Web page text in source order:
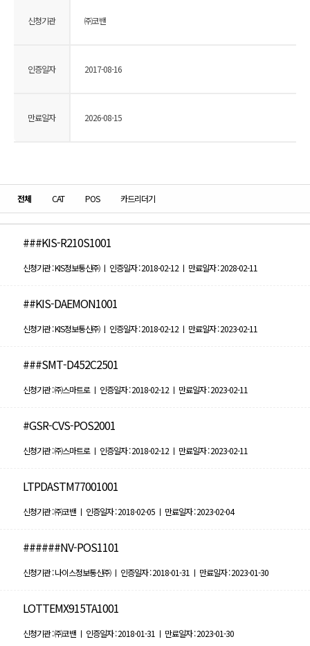
신청기관 ㈜코밴
인증일자 2017-08-16
만료일자 2026-08-15
전체 CAT POS 카드리더기
###KIS-R210S1001
신청기관 : KIS정보통신㈜ ㅣ 인증일자 : 2018-02-12 ㅣ 만료일자 : 2028-02-11
##KIS-DAEMON1001
신청기관 : KIS정보통신㈜ ㅣ 인증일자 : 2018-02-12 ㅣ 만료일자 : 2023-02-11
###SMT-D452C2501
신청기관 : ㈜스마트로 ㅣ 인증일자 : 2018-02-12 ㅣ 만료일자 : 2023-02-11
#GSR-CVS-POS2001
신청기관 : ㈜스마트로 ㅣ 인증일자 : 2018-02-12 ㅣ 만료일자 : 2023-02-11
LTPDASTM77001001
신청기관 : ㈜코밴 ㅣ 인증일자 : 2018-02-05 ㅣ 만료일자 : 2023-02-04
######NV-POS1101
신청기관 : 나이스정보통신㈜ ㅣ 인증일자 : 2018-01-31 ㅣ 만료일자 : 2023-01-30
LOTTEMX915TA1001
신청기관 : ㈜코밴 ㅣ 인증일자 : 2018-01-31 ㅣ 만료일자 : 2023-01-30